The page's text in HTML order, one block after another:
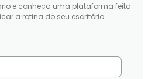
e conheça uma plataforma feita
a rotina do seu escritório.